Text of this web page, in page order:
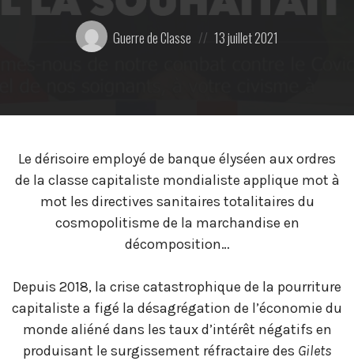
Posté
par:
Guerre de Classe
on
13 juillet 2021
Le dérisoire employé de banque élyséen aux ordres
de la classe capitaliste mondialiste applique mot à
mot les directives sanitaires totalitaires du
cosmopolitisme de la marchandise en
décomposition…
Depuis 2018, la crise catastrophique de la pourriture
capitaliste a figé la désagrégation de l’économie du
monde aliéné dans les taux d’intérêt négatifs en
produisant le surgissement réfractaire des Gilets